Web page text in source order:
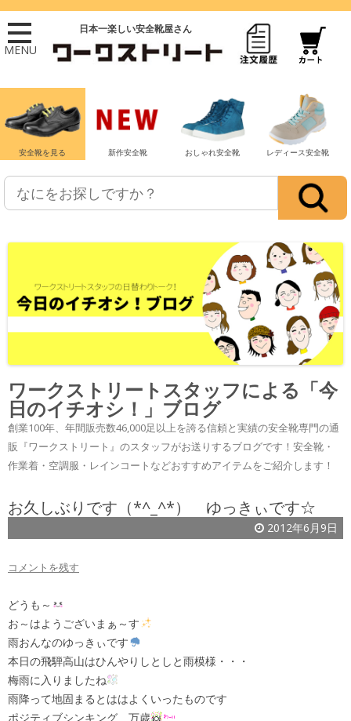
MENU
日本一楽しい安全靴屋さん
安全靴を見る 新作安全靴 おしゃれ安全靴 レディース安全靴
ワークストリートスタッフによる「今
日のイチオシ！」ブログ
創業100年、年間販売数46,000足以上を誇る信頼と実績の安全靴専門の通
販『ワークストリート』のスタッフがお送りするブログです！安全靴・
作業着・空調服・レインコートなどおすすめアイテムをご紹介します！
お久しぶりです（*^_^*） ゆっきぃです☆
2012年6月9日
コメントを残す
どうも～
お～はようございまぁ～す
雨おんなのゆっきぃです
本日の飛騨高山はひんやりしとしと雨模様・・・
梅雨に入りましたね
雨降って地固まるとははよくいったものです
ポジティブシンキング 万歳